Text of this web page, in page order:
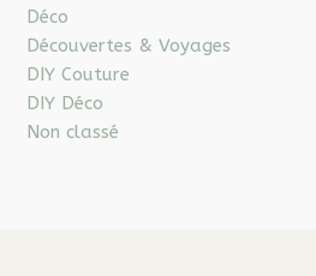
Déco
Découvertes & Voyages
DIY Couture
DIY Déco
Non classé